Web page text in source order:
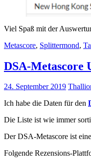
Viel Spaß mit der
Metascore, Splittermond,
DSA-Metascore
24. September 2019
Ich habe die Daten für den
Die Liste ist wie immer
Der DSA-Metascore ist
Folgende Rezensions-